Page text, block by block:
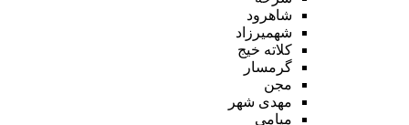
شاهرود
شهمیرزاد
کلاته خیج
گرمسار
مجن
مهدی شهر
میامی